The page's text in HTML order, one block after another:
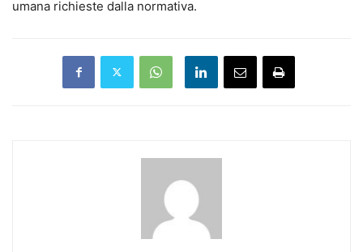
umana richieste dalla normativa.